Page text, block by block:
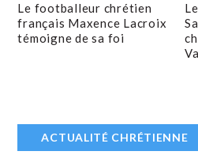
Le footballeur chrétien
français Maxence Lacroix
témoigne de sa foi
ACTUALITÉ CHRÉTIENNE